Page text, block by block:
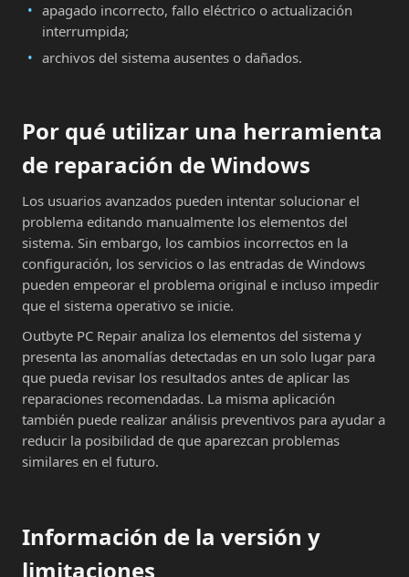
apagado incorrecto, fallo eléctrico o actualización
interrumpida;
archivos del sistema ausentes o dañados.
Por qué utilizar una herramienta
de reparación de Windows
Los usuarios avanzados pueden intentar solucionar el
problema editando manualmente los elementos del
sistema. Sin embargo, los cambios incorrectos en la
configuración, los servicios o las entradas de Windows
pueden empeorar el problema original e incluso impedir
que el sistema operativo se inicie.
Outbyte PC Repair analiza los elementos del sistema y
presenta las anomalías detectadas en un solo lugar para
que pueda revisar los resultados antes de aplicar las
reparaciones recomendadas. La misma aplicación
también puede realizar análisis preventivos para ayudar a
reducir la posibilidad de que aparezcan problemas
similares en el futuro.
Información de la versión y
limitaciones